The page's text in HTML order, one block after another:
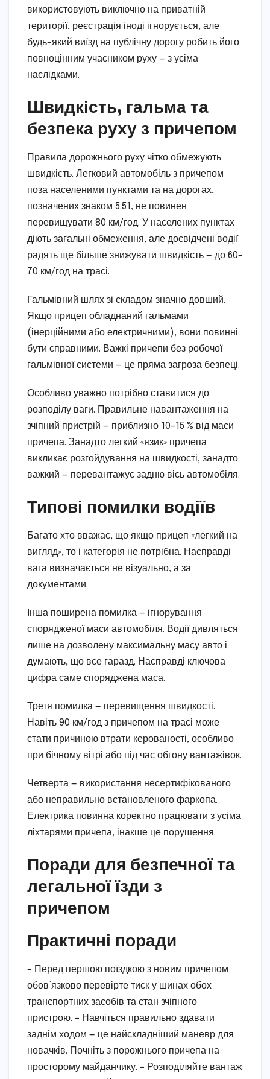
використовують виключно на приватній
території, реєстрація іноді ігнорується, але
будь-який виїзд на публічну дорогу робить його
повноцінним учасником руху — з усіма
наслідками.
Швидкість, гальма та
безпека руху з причепом
Правила дорожнього руху чітко обмежують
швидкість. Легковий автомобіль з причепом
поза населеними пунктами та на дорогах,
позначених знаком 5.51, не повинен
перевищувати 80 км/год. У населених пунктах
діють загальні обмеження, але досвідчені водії
радять ще більше знижувати швидкість — до 60–
70 км/год на трасі.
Гальмівний шлях зі складом значно довший.
Якщо прицеп обладнаний гальмами
(інерційними або електричними), вони повинні
бути справними. Важкі причепи без робочої
гальмівної системи — це пряма загроза безпеці.
Особливо уважно потрібно ставитися до
розподілу ваги. Правильне навантаження на
зчіпний пристрій — приблизно 10–15 % від маси
причепа. Занадто легкий «язик» причепа
викликає розгойдування на швидкості, занадто
важкий — перевантажує задню вісь автомобіля.
Типові помилки водіїв
Багато хто вважає, що якщо прицеп «легкий на
вигляд», то і категорія не потрібна. Насправді
вага визначається не візуально, а за
документами.
Інша поширена помилка — ігнорування
спорядженої маси автомобіля. Водії дивляться
лише на дозволену максимальну масу авто і
думають, що все гаразд. Насправді ключова
цифра саме споряджена маса.
Третя помилка — перевищення швидкості.
Навіть 90 км/год з причепом на трасі може
стати причиною втрати керованості, особливо
при бічному вітрі або під час обгону вантажівок.
Четверта — використання несертифікованого
або неправильно встановленого фаркопа.
Електрика повинна коректно працювати з усіма
ліхтарями причепа, інакше це порушення.
Поради для безпечної та
легальної їзди з
причепом
Практичні поради
– Перед першою поїздкою з новим причепом
обов’язково перевірте тиск у шинах обох
транспортних засобів та стан зчіпного
пристрою. – Навчіться правильно здавати
заднім ходом — це найскладніший маневр для
новачків. Почніть з порожнього причепа на
просторому майданчику. – Розподіляйте вантаж